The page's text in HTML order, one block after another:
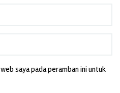
saya pada peramban ini untuk